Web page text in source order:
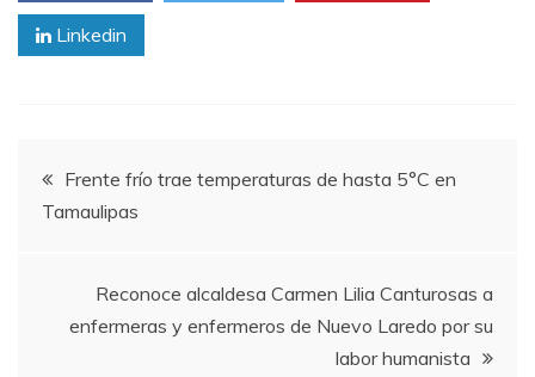
Linkedin
Post
navigation
Frente frío trae temperaturas de hasta 5°C en
Tamaulipas
Reconoce alcaldesa Carmen Lilia Canturosas a
enfermeras y enfermeros de Nuevo Laredo por su
labor humanista